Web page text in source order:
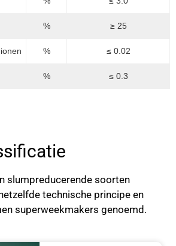
% ≥ 25
% ≤ 0.02
% ≤ 0.3
slumpreducerende soorten
technische principe en
superweekmakers genoemd.